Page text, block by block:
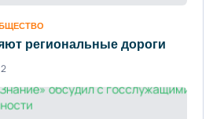
региональные дороги